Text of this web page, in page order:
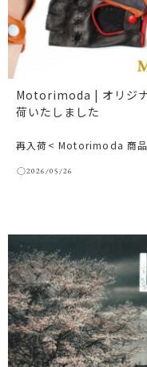
Motorimoda | オリジナ
荷いたしました
再入荷< Motorimoda 商
2026/05/26